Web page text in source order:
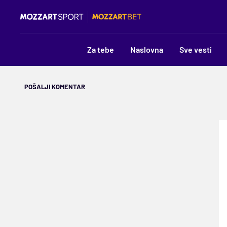
Za tebe Naslovna Sve vesti
POŠALJI KOMENTAR